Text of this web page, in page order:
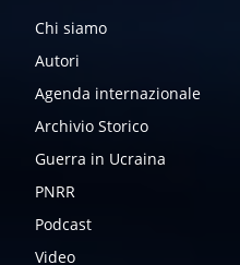
Chi siamo
Autori
Agenda internazionale
Archivio Storico
Guerra in Ucraina
PNRR
Podcast
Video